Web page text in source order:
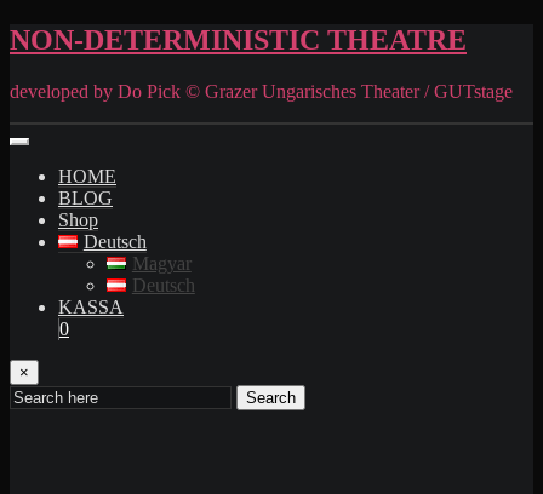
NON-DETERMINISTIC THEATRE
developed by Do Pick © Grazer Ungarisches Theater / GUTstage
HOME
BLOG
Shop
Deutsch
Magyar
Deutsch
KASSA
0
×
Search